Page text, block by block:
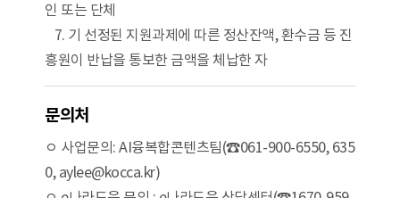
인 또는 단체
7. 기 선정된 지원과제에 따른 정산잔액, 환수금 등 진
흥원이 반납을 통보한 금액을 체납한 자
문의처
ㅇ 사업문의: AI융복합콘텐츠팀(☎061-900-6550, 635
0, aylee@kocca.kr)